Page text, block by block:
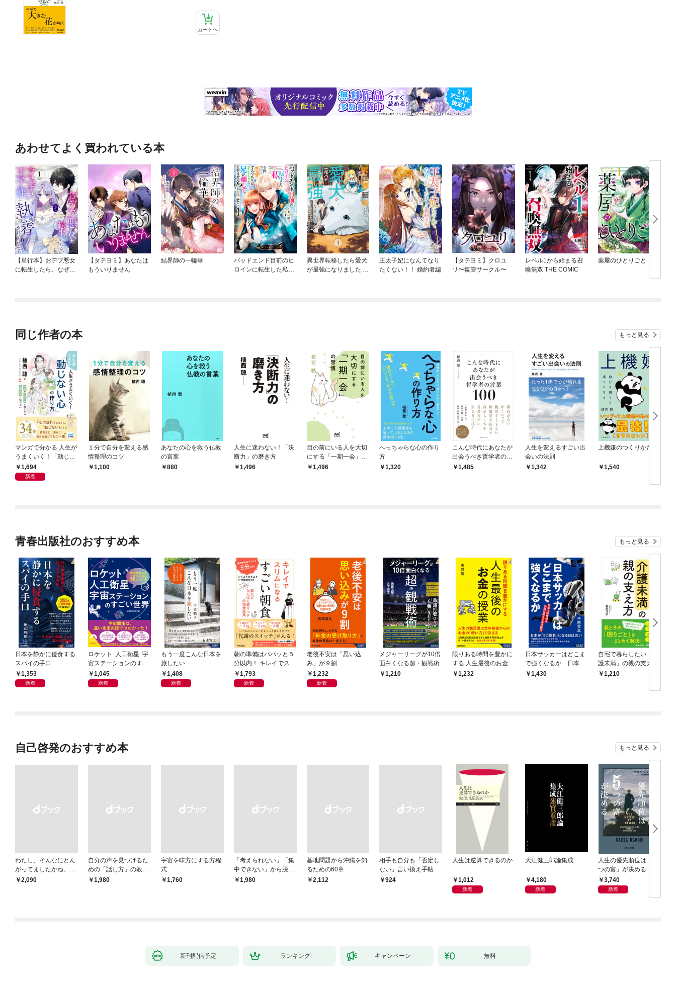
カートへ
あわせてよく買われている本
【単行本】おデブ悪女
に転生したら、なぜか
【タテヨミ】あなたは
もういりません
結界師の一輪華
バッドエンド目前のヒ
ロインに転生した私、
異世界転移したら愛犬
が最強になりました ～
王太子妃になんてなり
たくない！！ 婚約者編
【タテヨミ】クロユ
リ〜復讐サークル〜
レベル1から始まる召
喚無双 THE COMIC
薬屋のひとりごと
同じ作者の本 もっと見る
マンガで分かる 人生が
うまくいく！「動じな
い心」の作り方
1,694
新着
１分で自分を変える感
情整理のコツ
1,100
あなたの心を救う仏教
の言葉
880
人生に迷わない！「決
断力」の磨き方
1,496
目の前にいる人を大切
にする「一期一会」の
習慣1,496
へっちゃらな心の作り
方
1,320
こんな時代にあなたが
出会うべき哲学者の言
葉100
1,485
人生を変えるすごい出
会いの法則
1,342
上機嫌のつくりかた
1,540
青春出版社のおすすめ本 もっと見る
日本を静かに侵食する
スパイの手口
1,353
新着
ロケット･人工衛星･宇
宙ステーションのすご
い世界
1,045
新着
もう一度こんな日本を
旅したい
1,408
新着
朝の準備はパパッと５
分以内！ キレイでスリ
ムになる すごい朝食
1,793
新着
老後不安は「思い込
み」が９割
1,232
新着
メジャーリーグが10倍
面白くなる超・観戦術
1,210
限りある時間を豊かに
する 人生最後のお金の
授業1,232
日本サッカーはどこま
で強くなるか 日本人
の体格を武器に変える
1,430
自宅で暮らしたい「介
護未満」の親の支え方
1,210
自己啓発のおすすめ本 もっと見る
わたし、そんなにとん
がってましたかね。
獅子座、Ａ型、丙午は
￥2,090
自分の声を見つけるた
めの「話し方」の教
室 Ｏｒａｃｙ（オラ
￥1,980
宇宙を味方にする方程
式
￥1,760
「考えられない」「集
中できない」から脱
却！ AI時代の読む技
￥1,980
基地問題から沖縄を知
るための60章
￥2,112
相手も自分も「否定し
ない」言い換え手帖
￥924
人生は逆算できるのか
1,012
新着
大江健三郎論集成
4,180
新着
人生の優先順位は「５
つの富」が決める
3,740
新着
新刊配信予定 ランキング キャンペーン 無料